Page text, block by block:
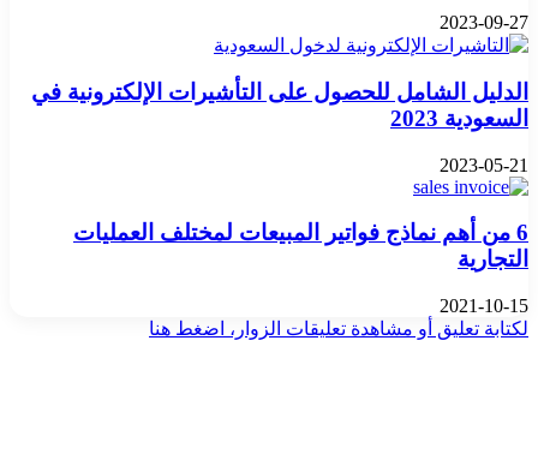
2023-09-27
الدليل الشامل للحصول على التأشيرات الإلكترونية في
السعودية 2023
2023-05-21
6 من أهم نماذج فواتير المبيعات لمختلف العمليات
التجارية
2021-10-15
لكتابة تعليق أو مشاهدة تعليقات الزوار، اضغط هنا